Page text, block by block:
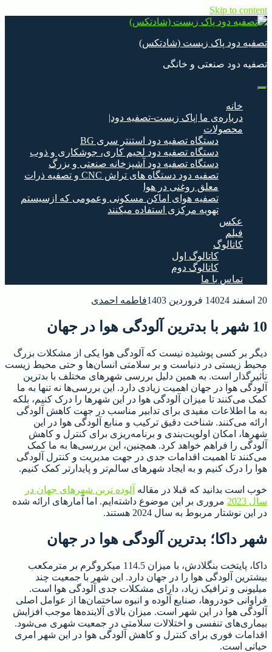
Skip to content
تصفیه دود پاک زیست (شادتکس)
تصفیه دود صنعتی و خانگی
خانه
درباره‌ی ما |پاک زیست-تصفیه دود|
محصولات
دستگاه تصفیه دود استنتر سری BG
دستگاه تصفیه دود لحیم کاری، جوشکاری و ذوب
دستگاه تصفیه دود آشپزخانه صنعتی و بزرگ
تصفیه دود دستگاه های تراش CNC و تصفیه ذرات
معلق روغنی در هوا
تصفیه هوای اماکن مسکونی وعمومی که ازسیستم
تهویه مرکزی استفاده میکنند
عکس
فیلم
کاتالوگ
کاتالوگ اول
کاتالوگ دوم
تماس با ما
20 اسفند 1402 4 فروردین 1403 فاطمه احمدی
10 شهر با بدترین آلودگی هوا در جهان
دیگر بر کسی پوشیده نیست که آلودگی هوا یکی از مشکلات بزرگ
محیط زیستی در دنیاست و بر سلامتی انسان‌ها و حتی محیط زیست
تأثیرگذار است. به همین دلیل بررسی شهرهای مختلف با بدترین
آلودگی هوا در جهان اهمیت زیادی دارد. این بررسی‌ها نه تنها به ما
کمک می‌کنند تا میزان آلودگی هوا در این شهرها را درک کنیم، بلکه
به ما اطلاعات مفیدی برای تدابیر مناسب در جهت کاهش آلودگی
ارائه می‌کنند. شناخت دقیق ترکیب و منابع آلودگی هوا در این
شهرها، امکان اولویت‌بندی و برنامه‌ریزی برای کنترل و کاهش
آلودگی را فراهم خواهد کرد. همچنین، این بررسی‌ها به ما کمک
می‌کنند تا اهمیت اقدامات جدی در جهت مدیریت و کنترل آلودگی
هوا را درک کنیم و به ایجاد شهرهای سالم‌تر و پایدارتر کمک کنیم.
خوب است بدانید که قبلا در مقاله آلوده ترین شهرهای جهان در
سال 2023
مروری بر این موضوع داشته‌ایم. اما آمارهای ارائه شده
در این نوشتار مربوط به سال 2024 هستند.
شهر داکا؛ بدترین آلودگی هوا در جهان
داکا، پایتخت بنگلادش، با میزان 114.5 میکروگرم بر مترمکعب
بیشترین آلودگی هوا را در جهان دارد. این شهر با جمعیت چند
میلیونی و ترافیک زیاد، دارای مشکلات جدی آلودگی هوا است.
فراوانی خودروها، صنایع آلوده و انبوه ساختمان‌ها از عوامل اصلی
آلودگی هوا در این شهر است. میزان بالای آلاینده‌ها موجب افزایش
بیماری‌های تنفسی و اختلالات سلامتی در جمعیت شهری می‌شود.
اقدامات فوری برای کنترل و کاهش آلودگی هوا در این شهر امری
حیاتی است.